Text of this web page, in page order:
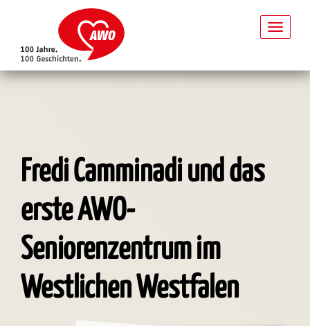
Fredi Camminadi und das
erste AWO-
Seniorenzentrum im
Westlichen Westfalen